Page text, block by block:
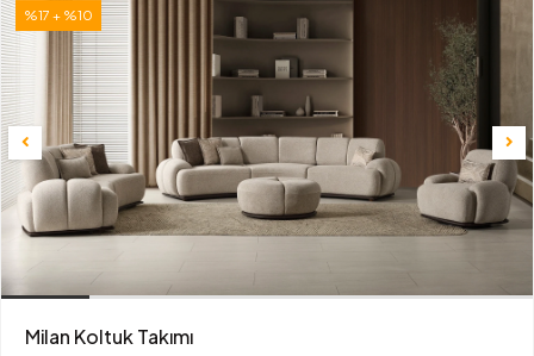
%17 + %10
Milan Koltuk Takımı